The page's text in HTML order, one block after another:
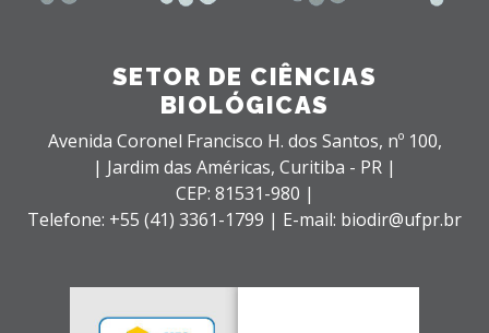
SETOR DE CIÊNCIAS
BIOLÓGICAS
Avenida Coronel Francisco H. dos Santos, nº 100,
| Jardim das Américas, Curitiba - PR |
CEP: 81531-980 |
Telefone: +55 (41) 3361-1799 | E-mail: biodir@ufpr.br